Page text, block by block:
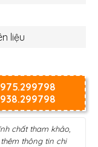
liệu
chất tham khảo,
thông tin chi